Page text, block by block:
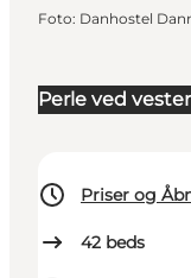
Perle ved
Priser og
42 beds
Foto: Danhostel